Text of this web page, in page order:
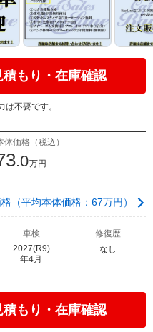
積もり・在庫確認
不要です。
体価格（税込）
.0万円
（平均本体価格：67万円）
車検
2027(R9)
年4月
修復歴
なし
積もり・在庫確認